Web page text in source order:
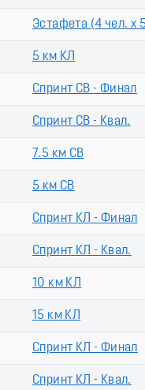
Эстафета (4 чел. х
5 км КЛ
Спринт СВ - Финал
Спринт СВ - Квал.
7.5 км СВ
5 км СВ
Спринт КЛ - Финал
Спринт КЛ - Квал.
10 км КЛ
15 км КЛ
Спринт КЛ - Финал
Спринт КЛ - Квал.